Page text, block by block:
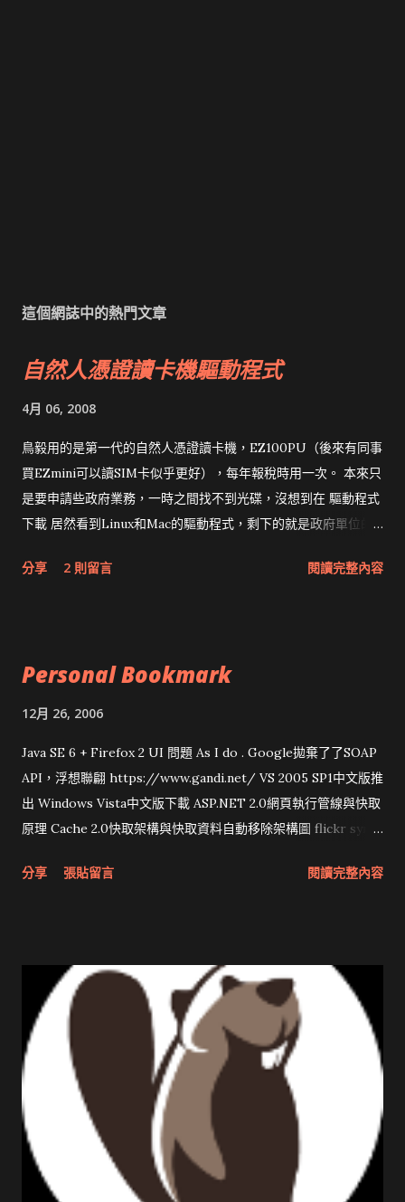
這個網誌中的熱門文章
自然人憑證讀卡機驅動程式
4月 06, 2008
鳥毅用的是第一代的自然人憑證讀卡機，EZ100PU（後來有同事
買EZmini可以讀SIM卡似乎更好），每年報稅時用一次。 本來只
是要申請些政府業務，一時之間找不到光碟，沒想到在 驅動程式
下載 居然看到Linux和Mac的驅動程式，剩下的就是政府單位的
分享 2 則留言 閱讀完整內容
Personal Bookmark
12月 26, 2006
Java SE 6 + Firefox 2 UI 問題 As I do . Google拋棄了了SOAP
API，浮想聯翩 https://www.gandi.net/ VS 2005 SP1中文版推
出 Windows Vista中文版下載 ASP.NET 2.0網頁執行管線與快取
原理 Cache 2.0快取架構與快取資料自動移除架構圖 flickr sync
圖治推動改革 Wait and see 國內某SOC疑遭駭客入侵 大砲開講
分享 張貼留言 閱讀完整內容